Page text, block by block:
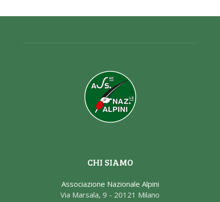
CHI SIAMO
Associazione Nazionale Alpini
Via Marsala, 9 - 20121 Milano